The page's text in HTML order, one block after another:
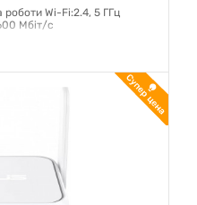
роботи Wi-Fi:2.4, 5 ГГц
Мбіт/с